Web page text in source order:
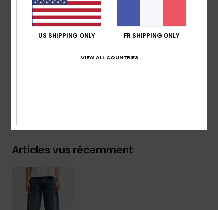
Fermeture :bouton et braguette zippée en métal
Logo :patch en cuir à l'arrière droit de la ceinture
Articles vus récemment
US SHIPPING ONLY FR SHIPPING ONLY
VIEW ALL COUNTRIES